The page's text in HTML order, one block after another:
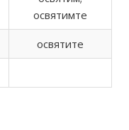
освятимте
освятите